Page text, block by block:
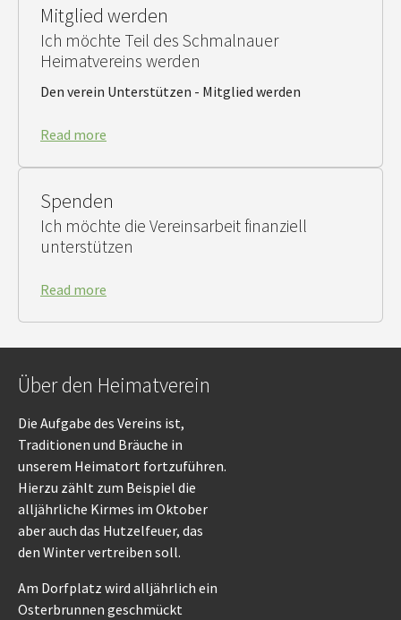
Mitglied werden
Ich möchte Teil des Schmalnauer
Heimatvereins werden
Den verein Unterstützen - Mitglied werden
Read more
Spenden
Ich möchte die Vereinsarbeit finanziell
unterstützen
Read more
Über den Heimatverein
Die Aufgabe des Vereins ist,
Traditionen und Bräuche in
unserem Heimatort fortzuführen.
Hierzu zählt zum Beispiel die
alljährliche Kirmes im Oktober
aber auch das Hutzelfeuer, das
den Winter vertreiben soll.
Am Dorfplatz wird alljährlich ein
Osterbrunnen geschmückt